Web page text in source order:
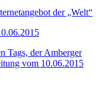
der „Welt“
Tags, der Amberger
vom 10.06.2015